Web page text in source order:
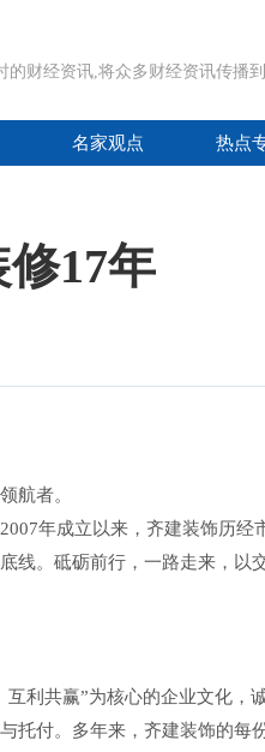
财经资讯,将众多财经资讯传播
名家观点 热点
17年
航者。
年成立以来，齐建装饰历经
线。砥砺前行，一路走来，以
利共赢”为核心的企业文化，
托付。多年来，齐建装饰的每